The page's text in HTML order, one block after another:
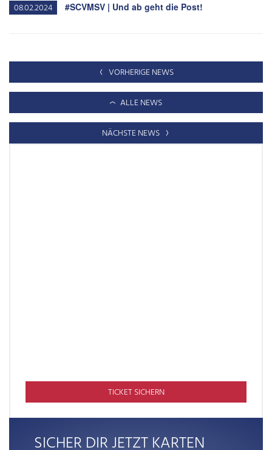
08.02.2024 #SCVMSV | Und ab geht die Post!
VORHERIGE NEWS
ALLE NEWS
NÄCHSTE NEWS
TICKET SICHERN
SICHER DIR JETZT KARTEN